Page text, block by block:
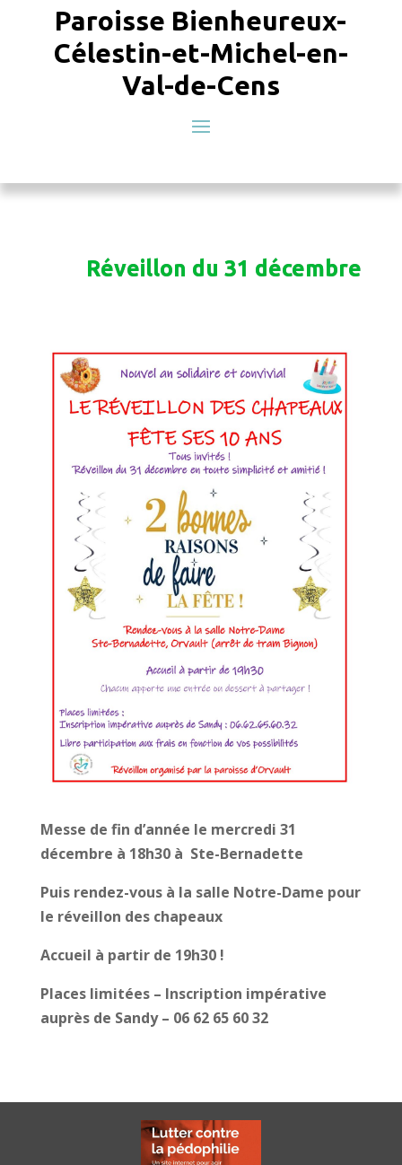
Paroisse Bienheureux-
Célestin-et-Michel-en-
Val-de-Cens
Réveillon du 31 décembre
Messe de fin d’année le mercredi 31
décembre à 18h30 à Ste-Bernadette
Puis rendez-vous à la salle Notre-Dame pour
le réveillon des chapeaux
Accueil à partir de 19h30 !
Places limitées – Inscription impérative
auprès de Sandy – 06 62 65 60 32